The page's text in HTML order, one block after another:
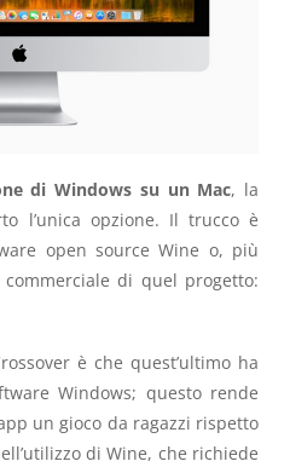
di Windows su un Mac, la
l’unica opzione. Il trucco è
open source Wine o, più
di quel progetto:
è che quest’ultimo ha
Windows; questo rende
un gioco da ragazzi rispetto
di Wine, che richiede